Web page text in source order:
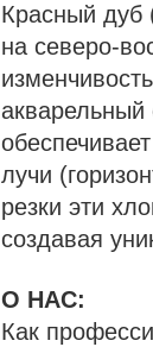
Красный дуб
на северо-
акварельный
лучи
резки эти
создавая
О НАС:
Как